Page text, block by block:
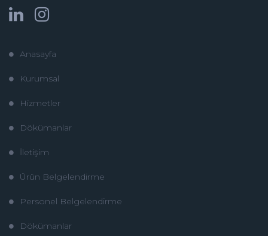
Anasayfa
Kurumsal
Hizmetler
Dökümanlar
İletişim
Ürün Belgelendirme
Personel Belgelendirme
Dökümanlar